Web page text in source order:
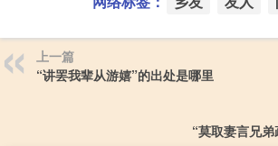
上一篇
“讲罢我辈从游嬉”的出处是哪里
“莫取妻言兄